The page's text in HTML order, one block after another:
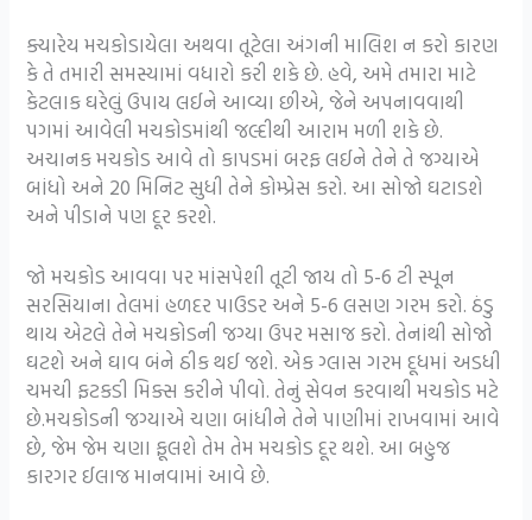
ક્યારેય મચકોડાયેલા અથવા તૂટેલા અંગની માલિશ ન કરો કારણ
કે તે તમારી સમસ્યામાં વધારો કરી શકે છે. હવે, અમે તમારા માટે
કેટલાક ઘરેલું ઉપાય લઈને આવ્યા છીએ, જેને અપનાવવાથી
પગમાં આવેલી મચકોડમાંથી જલ્દીથી આરામ મળી શકે છે.
અચાનક મચકોડ આવે તો કાપડમાં બરફ લઈને તેને તે જગ્યાએ
બાંધો અને 20 મિનિટ સુધી તેને કોમ્પ્રેસ કરો. આ સોજો ઘટાડશે
અને પીડાને પણ દૂર કરશે.
જો મચકોડ આવવા પર માંસપેશી તૂટી જાય તો 5-6 ટી સ્પૂન
સરસિયાના તેલમાં હળદર પાઉડર અને 5-6 લસણ ગરમ કરો. ઠંડુ
થાય એટલે તેને મચકોડની જગ્યા ઉપર મસાજ કરો. તેનાંથી સોજો
ઘટશે અને ઘાવ બંને ઠીક થઈ જશે. એક ગ્લાસ ગરમ દૂધમાં અડધી
ચમચી ફટકડી મિક્સ કરીને પીવો. તેનું સેવન કરવાથી મચકોડ મટે
છે.મચકોડની જગ્યાએ ચણા બાંધીને તેને પાણીમાં રાખવામાં આવે
છે, જેમ જેમ ચણા ફૂલશે તેમ તેમ મચકોડ દૂર થશે. આ બહુજ
કારગર ઈલાજ માનવામાં આવે છે.